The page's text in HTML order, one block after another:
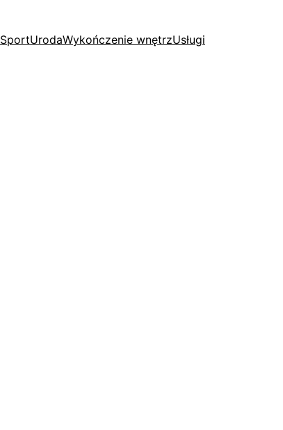
SportUrodaWykończenie wnętrzUsługi